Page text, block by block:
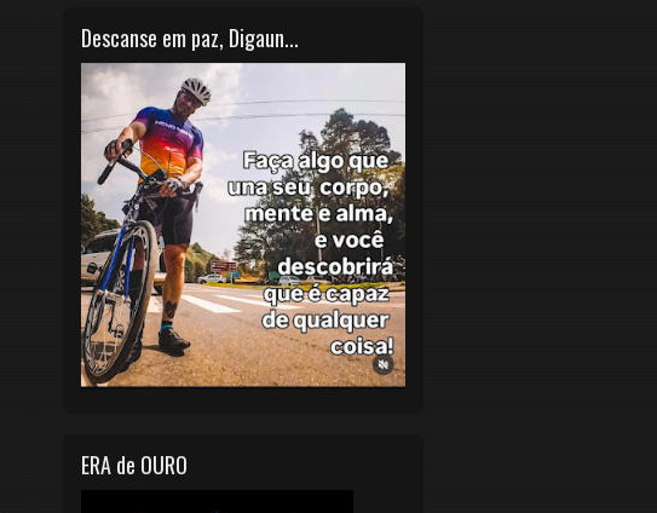
Descanse em paz, Digaun...
ERA de OURO